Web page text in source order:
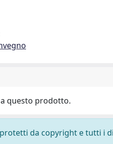
questo prodotto.
da copyright e tutti i